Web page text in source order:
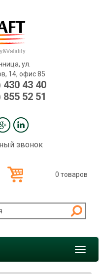
ул.
14, офис 85
430 43 40
52 51
звонок
0 товаров